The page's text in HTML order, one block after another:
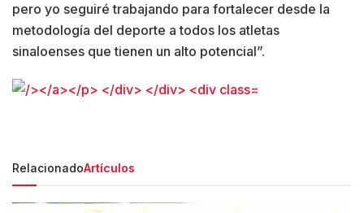
pero yo seguiré trabajando para fortalecer desde la
metodología del deporte a todos los atletas
sinaloenses que tienen un alto potencial”.
RelacionadoArtículos